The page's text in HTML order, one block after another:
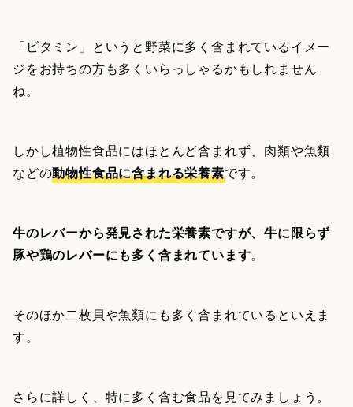
「ビタミン」というと野菜に多く含まれているイメー
ジをお持ちの方も多くいらっしゃるかもしれません
ね。
しかし植物性食品にはほとんど含まれず、肉類や魚類
などの動物性食品に含まれる栄養素です。
牛のレバーから発見された栄養素ですが、牛に限らず
豚や鶏のレバーにも多く含まれています。
そのほか二枚貝や魚類にも多く含まれているといえま
す。
さらに詳しく、特に多く含む食品を見てみましょう。